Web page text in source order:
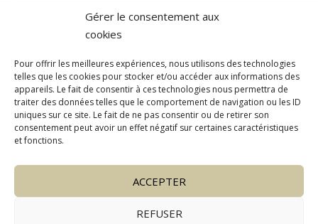
Gérer le consentement aux
cookies
Pour offrir les meilleures expériences, nous utilisons des technologies
telles que les cookies pour stocker et/ou accéder aux informations des
appareils. Le fait de consentir à ces technologies nous permettra de
traiter des données telles que le comportement de navigation ou les ID
uniques sur ce site. Le fait de ne pas consentir ou de retirer son
consentement peut avoir un effet négatif sur certaines caractéristiques
et fonctions.
ACCEPTER
REFUSER
About us Caretaking for chalets
Other Services